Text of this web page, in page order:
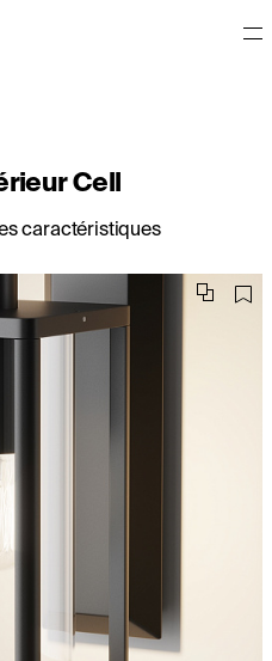
Cell
caractéristiques